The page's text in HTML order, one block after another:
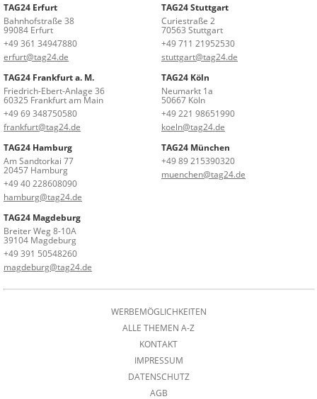
TAG24 Erfurt
Bahnhofstraße 38
99084 Erfurt
+49 361 34947880
erfurt@tag24.de
TAG24 Stuttgart
Curiestraße 2
70563 Stuttgart
+49 711 21952530
stuttgart@tag24.de
TAG24 Frankfurt a. M.
Friedrich-Ebert-Anlage 36
60325 Frankfurt am Main
+49 69 348750580
frankfurt@tag24.de
TAG24 Köln
Neumarkt 1a
50667 Köln
+49 221 98651990
koeln@tag24.de
TAG24 Hamburg
Am Sandtorkai 77
20457 Hamburg
+49 40 228608090
hamburg@tag24.de
TAG24 München
+49 89 215390320
muenchen@tag24.de
TAG24 Magdeburg
Breiter Weg 8-10A
39104 Magdeburg
+49 391 50548260
magdeburg@tag24.de
WERBEMÖGLICHKEITEN
ALLE THEMEN A-Z
KONTAKT
IMPRESSUM
DATENSCHUTZ
AGB